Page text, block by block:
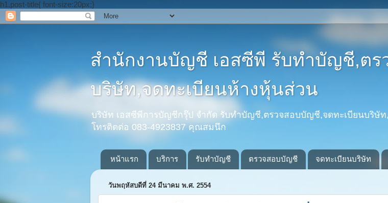
h1.post-title{ font-size:20px;}
สำนักงานบัญชี เอสซีพี รับทำบัญชี,ต
บริษัท,จดทะเบียนห้างหุ้นส่วน
บริษัท เอสซีพีการบัญชีกรุ๊ป จำกัด รับทำบัญชี,ตรวจสอบบัญชี,จดทะเบียนบริษั
โทรติดต่อ 083-4923837 คุณสมนึก
หน้าแรก บริการ รับทำบัญชี ตรวจสอบบัญชี จดทะเบียนบริษัท
วันพฤหัสบดีที่ 24 มีนาคม พ.ศ. 2554